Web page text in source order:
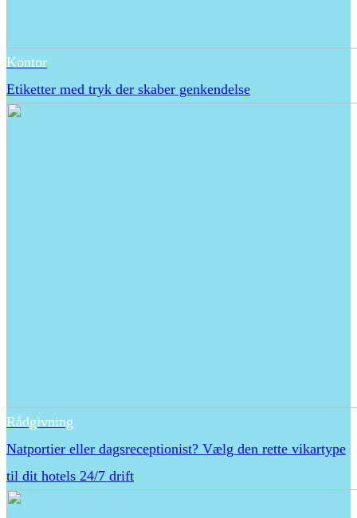
Kontor
Etiketter med tryk der skaber genkendelse
Rådgivning
Natportier eller dagsreceptionist? Vælg den rette vikartype
til dit hotels 24/7 drift